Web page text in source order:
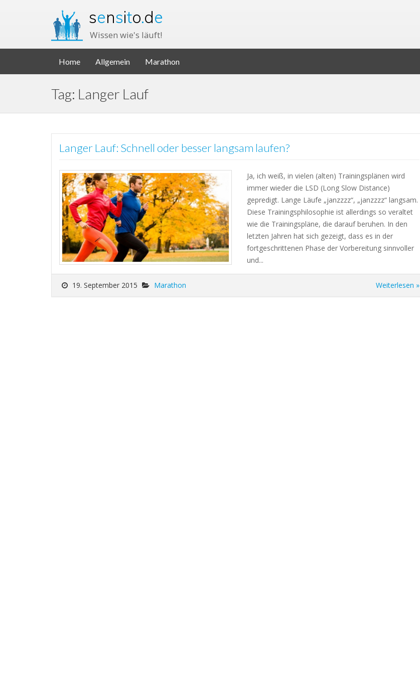
sensito.de
Wissen wie's läuft!
Home Allgemein Marathon
Tag: Langer Lauf
Langer Lauf: Schnell oder besser langsam laufen?
Ja, ich weiß, in vielen (alten) Trainingsplänen wird
immer wieder die LSD (Long Slow Distance)
gepredigt. Lange Läufe „janzzzz“, „janzzzz“ langsam.
Diese Trainingsphilosophie ist allerdings so veraltet
wie die Trainingspläne, die darauf beruhen. In den
letzten Jahren hat sich gezeigt, dass es in der
fortgeschrittenen Phase der Vorbereitung sinnvoller
und...
19. September 2015 Marathon Weiterlesen »